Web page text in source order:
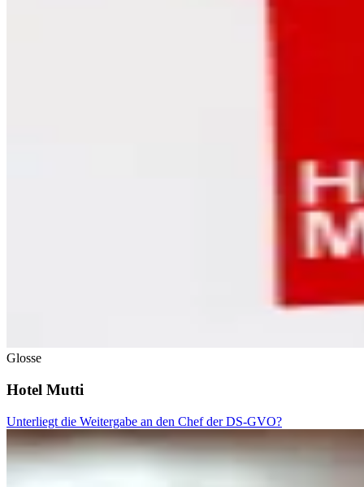
Glosse
Hotel Mutti
Unterliegt die Weitergabe an den Chef der DS-GVO?